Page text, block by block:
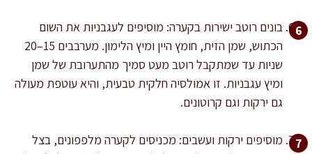
בונים רוטב ישירות בקערה: מוסיפים לעגבניות את השום
הכתוש, שמן הזית, חומץ היין ומיץ הלימון. מערבבים 15–20
שניות עד שמתקבל רוטב מעט סמיך מהתערובת של שמן
ומיץ עגבניות. זו אמולסיה חלקית טבעית, והיא עוטפת מעולה
גם ירקות וגם קרוטונים.
מוסיפים ירקות ועשבים: מכניסים לקערה מלפפונים, בצל